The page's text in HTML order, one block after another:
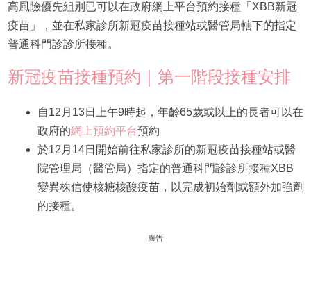
高風險優先組別已可以在政府網上平台預約接種「XBB新冠
疫苗」，並在私家診所新冠疫苗接種站或醫管局轄下的指定
普通科門診診所接種。
新冠疫苗接種預約｜第一階段接種安排
自12月13日上午9時起，年齡65歲或以上的長者可以在
政府的網上預約平台預約
於12月14日開始前往私家診所的新冠疫苗接種站或醫
院管理局（醫管局）指定的普通科門診診所接種XBB
變異株信使核糖核酸疫苗，以完成初始劑或額外加強劑
的接種。
廣告